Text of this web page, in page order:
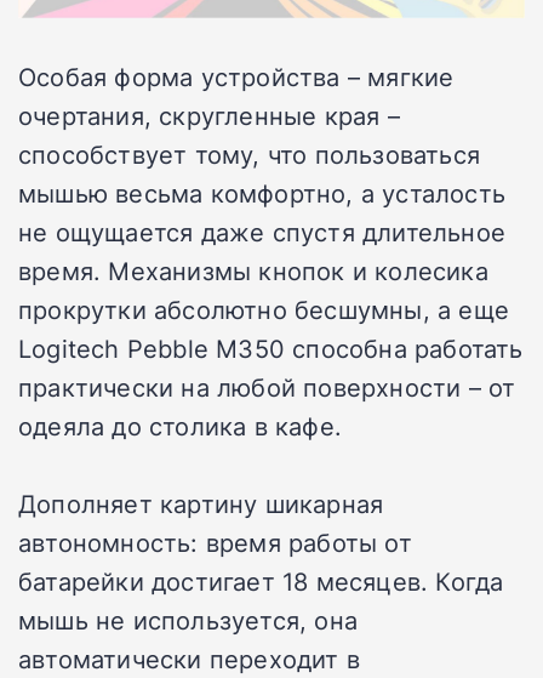
Особая форма устройства – мягкие
очертания, скругленные края –
способствует тому, что пользоваться
мышью весьма комфортно, а усталость
не ощущается даже спустя длительное
время. Механизмы кнопок и колесика
прокрутки абсолютно бесшумны, а еще
Logitech Pebble M350 способна работать
практически на любой поверхности – от
одеяла до столика в кафе.
Дополняет картину шикарная
автономность: время работы от
батарейки достигает 18 месяцев. Когда
мышь не используется, она
автоматически переходит в